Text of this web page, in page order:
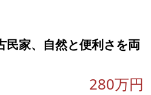
× 12ヶ月 ＝ 600,000円（年間家
約15.3% 評価額 土地：
民家、自然と便利さを両
280万円